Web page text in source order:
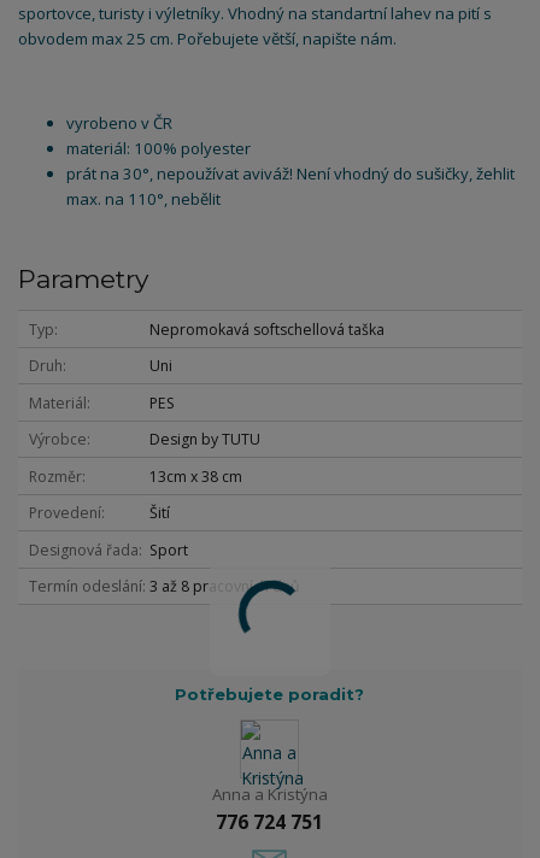
sportovce, turisty i výletníky. Vhodný na standartní lahev na pití s
obvodem max 25 cm. Pořebujete větší, napište nám.
vyrobeno v ČR
materiál: 100% polyester
prát na 30°, nepoužívat aviváž! Není vhodný do sušičky, žehlit
max. na 110°, nebělit
Parametry
Typ
Nepromokavá softschellová taška
Druh
Uni
Materiál
PES
Výrobce
Design by TUTU
Rozměr
13cm x 38 cm
Provedení
Šití
Designová řada
Sport
Termín odeslání 3 až 8 pracovních dnů
Potřebujete poradit?
Anna a Kristýna
776 724 751